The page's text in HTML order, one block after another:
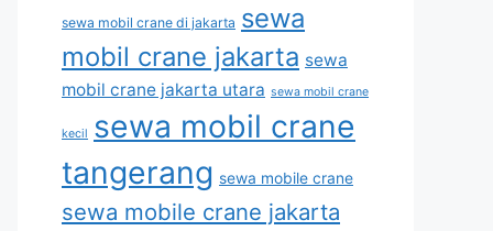
sewa mobil crane di jakarta sewa
mobil crane jakarta sewa
mobil crane jakarta utara sewa mobil crane
kecil sewa mobil crane
tangerang sewa mobile crane
sewa mobile crane jakarta